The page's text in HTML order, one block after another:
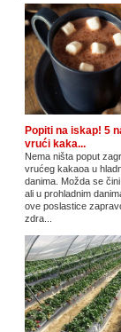
Popiti na iskap! 5
vrući kaka...
Nema ništa poput
vrućeg kakaoa u
danima. Možda se
ali u prohladnim
ove poslastice
zdra...